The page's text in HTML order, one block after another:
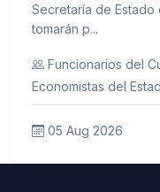
Secretaría de Estado
tomarán p...
Funcionarios del
Economistas del
05 Aug 2026